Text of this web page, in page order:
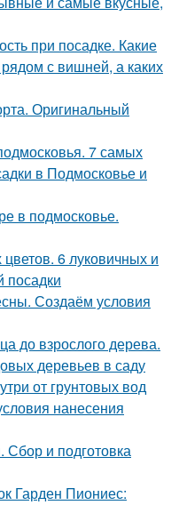
при посадке. Какие
с вишней, а каких
Оригинальный
7 самых
в Подмосковье и
в подмосковье.
6 луковичных и
посадки
Создаём условия
до взрослого дерева.
деревьев в саду
от грунтовых вод
нанесения
Сбор и подготовка
Гарден Пиониес: